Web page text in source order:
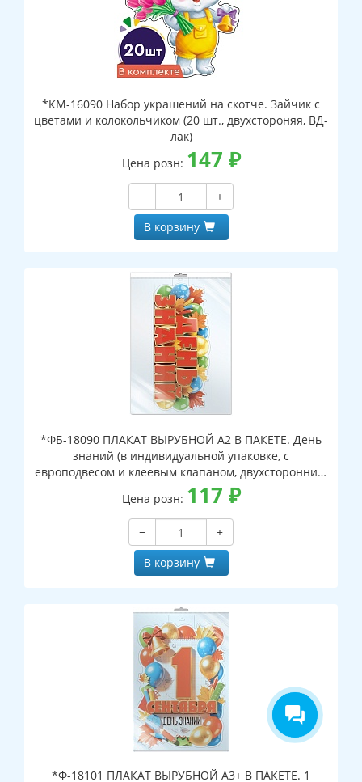
*КМ-16090 Набор украшений на скотче. Зайчик с
цветами и колокольчиком (20 шт., двухстороняя, ВД-
лак)
Цена розн: 147 ₽
−
+
В корзину
*ФБ-18090 ПЛАКАТ ВЫРУБНОЙ А2 В ПАКЕТЕ. День
знаний (в индивидуальной упаковке, с
европодвесом и клеевым клапаном, двухсторонний,
ВД-лак)
Цена розн: 117 ₽
−
+
В корзину
*Ф-18101 ПЛАКАТ ВЫРУБНОЙ А3+ В ПАКЕТЕ. 1